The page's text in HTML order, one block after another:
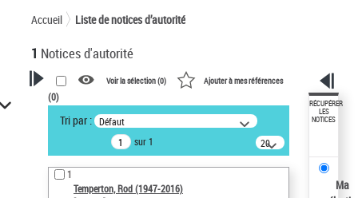
Accueil Liste de notices d’autorité
1 Notices d'autorité
VOTRE RECHERCHE
Recherche avancée dans les
notices d’autorité
Œuvres liées à l'auteur :
Temperton, Rod (1947-2016)
Voir la sélection (0) Ajouter à mes références
(0)
Tri par : Défaut
sur 1
20
résultats/page
1
Temperton, Rod (1947-2016)
RÉCUPÉRER
LES
NOTICES
Ma